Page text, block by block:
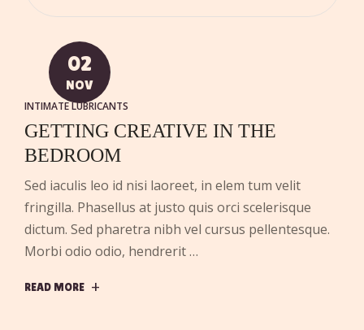
02
NOV
INTIMATE LUBRICANTS
GETTING CREATIVE IN THE
BEDROOM
Sed iaculis leo id nisi laoreet, in elem tum velit
fringilla. Phasellus at justo quis orci scelerisque
dictum. Sed pharetra nibh vel cursus pellentesque.
Morbi odio odio, hendrerit …
READ MORE